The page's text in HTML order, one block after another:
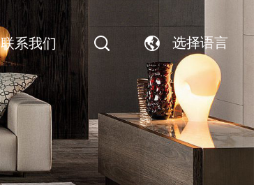
联系我们 选择语言